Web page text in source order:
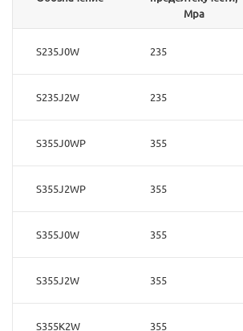
Mpa
S235J0W 235
S235J2W 235
S355J0WP 355
S355J2WP 355
S355J0W 355
S355J2W 355
S355K2W 355